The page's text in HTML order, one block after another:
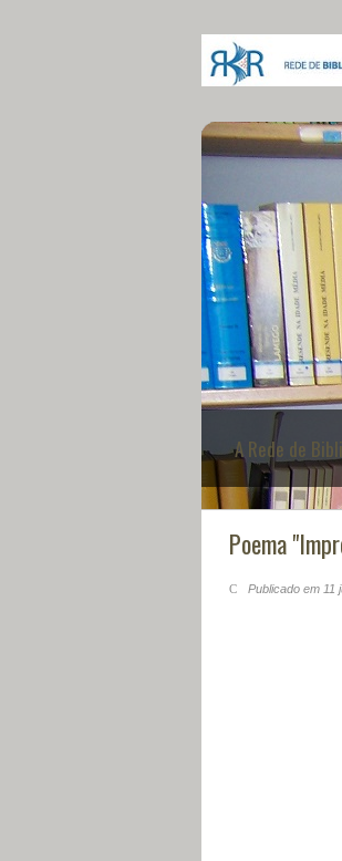
Os Parceiros
Poema
Publicado em 11